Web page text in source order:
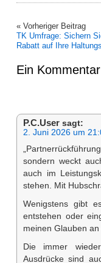
« Vorheriger Beitrag
TK Umfrage: Sichern
Rabatt auf Ihre
Ein
P.C.User sagt:
2. Juni 2026 um
sondern weckt
auch im
stehen. Mit
Wenigstens gibt
entstehen oder
meinen Glauben
Die immer
Ausdrücke sind